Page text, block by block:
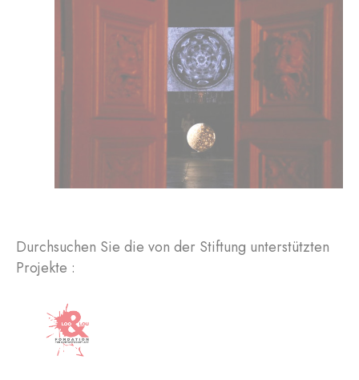
Durchsuchen Sie die von der Stiftung unterstützten
Projekte :